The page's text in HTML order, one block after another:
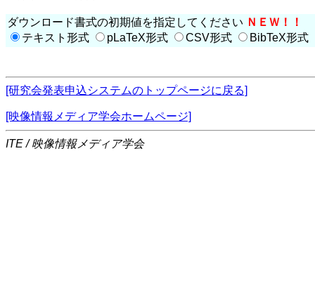
ダウンロード書式の初期値を指定してください ＮＥＷ！！
テキスト形式
pLaTeX形式 CSV形式 BibTeX形式
[研究会発表申込システムのトップページに戻る]
[映像情報メディア学会ホームページ]
ITE / 映像情報メディア学会